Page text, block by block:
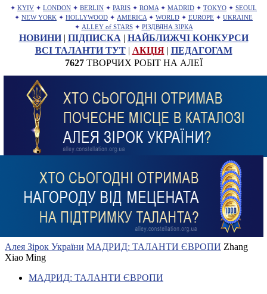
✦ KYIV ✦ LONDON ✦ BERLIN ✦ PARIS ✦ ROMA ✦ MADRID ✦ TOKYO ✦ SEOUL
✦ NEW YORK ✦ HOLLYWOOD ✦ AMERICA ✦ WORLD ✦ EUROPE ✦ UKRAINE
✦ ALLEY of STARS ✦ РІЗДВЯНА ЗІРКА
НОВИНИ| ПІДПИСКА | НАЙБЛИЖЧІ КОНКУРСИ
ВСІ ТАЛАНТИ ТУТ| АКЦІЯ| ПЕДАГОГАМ
7627ТВОРЧИХ РОБІТ НА АЛЕЇ
Алея Зірок України МАДРИД: ТАЛАНТИ ЄВРОПИ Zhang
Xiao Ming
МАДРИД: ТАЛАНТИ ЄВРОПИ